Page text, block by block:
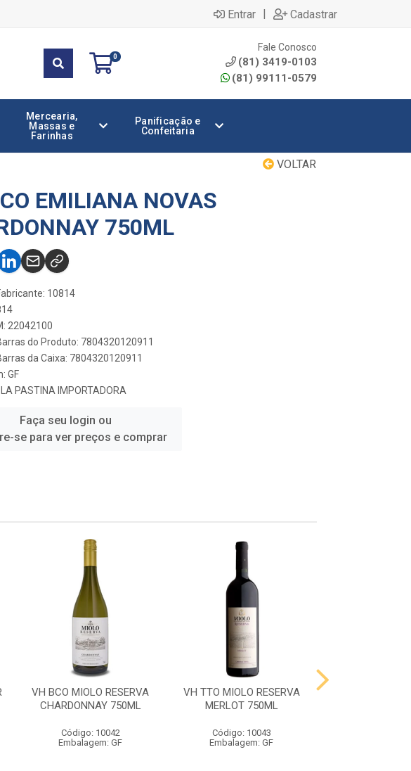
Entrar | Cadastrar
0
Fale Conosco
(81) 3419-0103
(81) 99111-0579
Mercearia,
Massas e
Farinhas
Panificação e
Confeitaria
VOLTAR
EMILIANA NOVAS
750ML
10814
22042100
do Produto: 7804320120911
da Caixa: 7804320120911
GF
LA PASTINA IMPORTADORA
Faça seu login ou
se para ver preços e comprar
VH BCO MIOLO RESERVA
CHARDONNAY 750ML
Código: 10042
Embalagem: GF
VH TTO MIOLO RESERVA
MERLOT 750ML
Código: 10043
Embalagem: GF